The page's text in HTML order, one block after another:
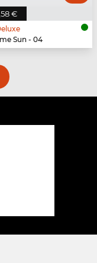
€
Sun - 04